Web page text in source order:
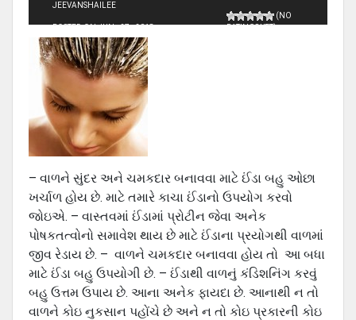
JEEVANSHAILEE
POSTED ON JUN - 27 - 2018
(NO
RATINGS YET)
– વાળને સુંદર અને ચમકદાર બનાવવા માટે ઈંડા બહુ ઓછા
ખર્ચાળ હોય છે. માટે તમારે કાચા ઈંડાનો ઉપયોગ કરવો
જોઇએ. – વાસ્તવમાં ઈંડામાં પ્રોટીન જેવા અનેક
પોષકતત્વોનો સમાવેશ થાય છે માટે ઈંડાના પ્રયોગથી વાળમાં
જીવ રેડાય છે. – વાળને ચમકદાર બનાવવા હોય તો આ બધા
માટે ઈંડા બહુ ઉપયોગી છે. – ઈંડાથી વાળનું કંડિશનિંગ કરવું
બહુ ઉત્તમ ઉપાય છે. આના અનેક ફાયદા છે. આનાથી ન તો
વાળને કોઇ નુકસાન પહોંચે છે અને ન તો કોઇ પ્રકારની કોઇ